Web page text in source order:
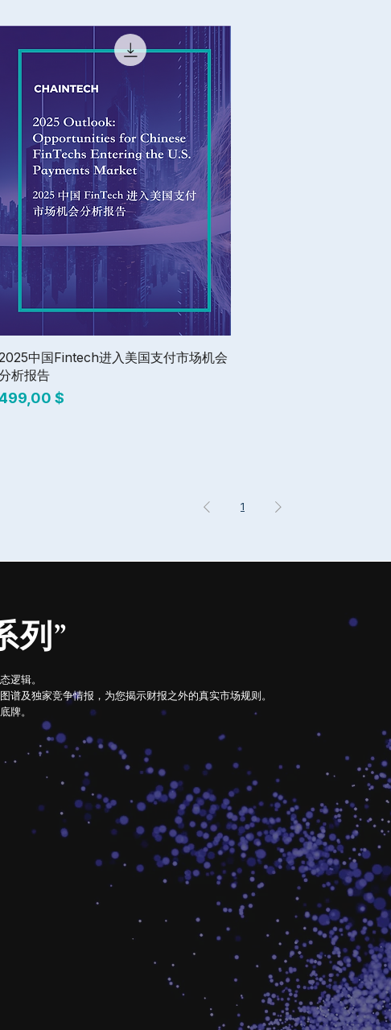
快速瀏覽
中国Fintech进入美国支付市场机会
析报告
格 $
1
列”
逻辑。
及独家竞争情报，为您揭示财报之外的真实市场规则。
牌。